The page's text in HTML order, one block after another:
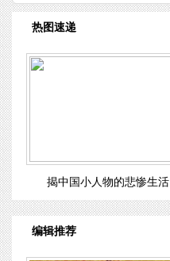
热图速递
揭中国小人物的悲惨生活
编辑推荐